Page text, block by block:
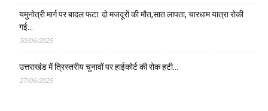
यमुनोत्री मार्ग पर बादल फटा: दो मजदूरों की मौत,सात लापता, चारधाम यात्रा रोकी
गई…
30/06/2025
उत्तराखंड में त्रिस्तरीय चुनावों पर हाईकोर्ट की रोक हटी…
27/06/2025